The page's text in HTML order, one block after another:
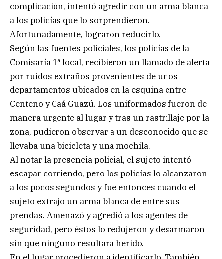
complicación, intentó agredir con un arma blanca
a los policías que lo sorprendieron.
Afortunadamente, lograron reducirlo.
Según las fuentes policiales, los policías de la
Comisaría 1ª local, recibieron un llamado de alerta
por ruidos extraños provenientes de unos
departamentos ubicados en la esquina entre
Centeno y Caá Guazú. Los uniformados fueron de
manera urgente al lugar y tras un rastrillaje por la
zona, pudieron observar a un desconocido que se
llevaba una bicicleta y una mochila.
Al notar la presencia policial, el sujeto intentó
escapar corriendo, pero los policías lo alcanzaron
a los pocos segundos y fue entonces cuando el
sujeto extrajo un arma blanca de entre sus
prendas. Amenazó y agredió a los agentes de
seguridad, pero éstos lo redujeron y desarmaron
sin que ninguno resultara herido.